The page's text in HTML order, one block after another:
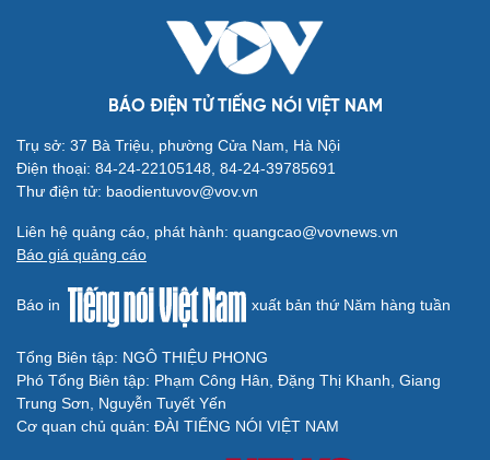
Cải chính
BÁO ĐIỆN TỬ TIẾNG NÓI VIỆT NAM
Trụ sở: 37 Bà Triệu, phường Cửa Nam, Hà Nội
Điện thoại: 84-24-22105148, 84-24-39785691
Thư điện tử: baodientuvov@vov.vn
Liên hệ quảng cáo, phát hành: quangcao@vovnews.vn
Báo giá quảng cáo
Báo in xuất bản thứ Năm hàng tuần
Tổng Biên tập: NGÔ THIỆU PHONG
Phó Tổng Biên tập: Phạm Công Hân, Đặng Thị Khanh, Giang
Trung Sơn, Nguyễn Tuyết Yến
Cơ quan chủ quản: ĐÀI TIẾNG NÓI VIỆT NAM